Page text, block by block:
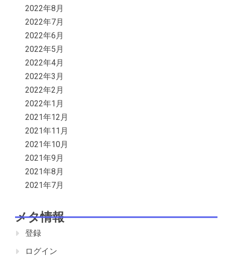
2022年8月
2022年7月
2022年6月
2022年5月
2022年4月
2022年3月
2022年2月
2022年1月
2021年12月
2021年11月
2021年10月
2021年9月
2021年8月
2021年7月
メタ情報
登録
ログイン